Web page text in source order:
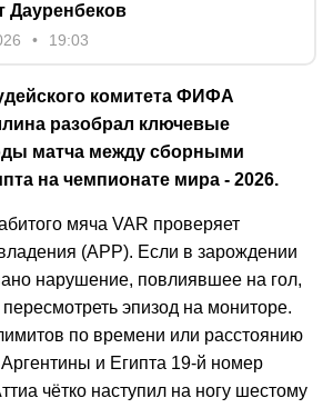
Дауренбеков
19:03
комитета ФИФА
разобрал ключевые
матча между сборными
на чемпионате мира - 2026.
мяча VAR проверяет
(APP). Если в зарождении
нарушение, повлиявшее на гол,
эпизод на мониторе.
по времени или расстоянию
и Египта 19-й номер
чётко наступил на ногу шестому